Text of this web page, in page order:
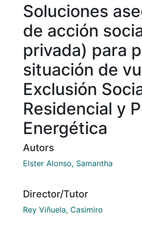
Soluciones
de acción
privada) para
situación de
Exclusión
Residencial y
Energética
Autors
Elster Alonso, Samantha
Director/Tutor
Rey Viñuela, Casimiro